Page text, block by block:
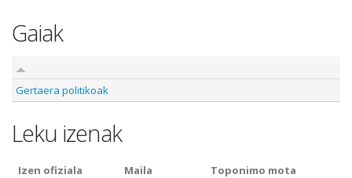
Gaiak
Gertaera politikoak
Leku izenak
Izen ofiziala Maila
Toponimo mota